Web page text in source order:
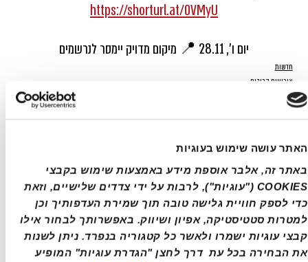
האתר עושה שימוש בעוגיות
https://shorturl.at/0VMyU
יום ו', 28.11 📍 מיקום מדויק יימסר לנרשמים
חדשות
אירועים קרובים
פוסטים אחרונים